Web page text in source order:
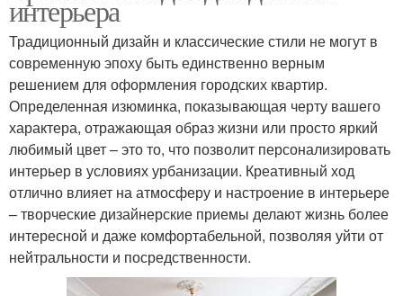
интерьера
Традиционный дизайн и классические стили не могут в
современную эпоху быть единственно верным
решением для оформления городских квартир.
Определенная изюминка, показывающая черту вашего
характера, отражающая образ жизни или просто яркий
любимый цвет – это то, что позволит персонализировать
интерьер в условиях урбанизации. Креативный ход
отлично влияет на атмосферу и настроение в интерьере
– творческие дизайнерские приемы делают жизнь более
интересной и даже комфортабельной, позволяя уйти от
нейтральности и посредственности.